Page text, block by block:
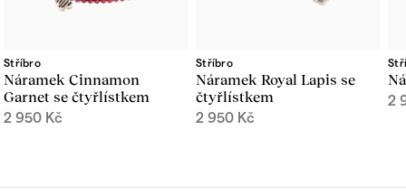
Stříbro
Náramek Cinnamon
Garnet se čtyřlístkem
2 950 Kč
Stříbro
Náramek Royal Lapis se
čtyřlístkem
2 950 Kč
2